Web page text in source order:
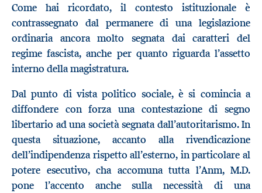
Come hai ricordato, il contesto istituzionale è
contrassegnato dal permanere di una legislazione
ordinaria ancora molto segnata dai caratteri del
regime fascista, anche per quanto riguarda l’assetto
interno della magistratura.
Dal punto di vista politico sociale, è si comincia a
diffondere con forza una contestazione di segno
libertario ad una società segnata dall’autoritarismo. In
questa situazione, accanto alla rivendicazione
dell’indipendenza rispetto all’esterno, in particolare al
potere esecutivo, cha accomuna tutta l’Anm, M.D.
pone l’accento anche sulla necessità di una